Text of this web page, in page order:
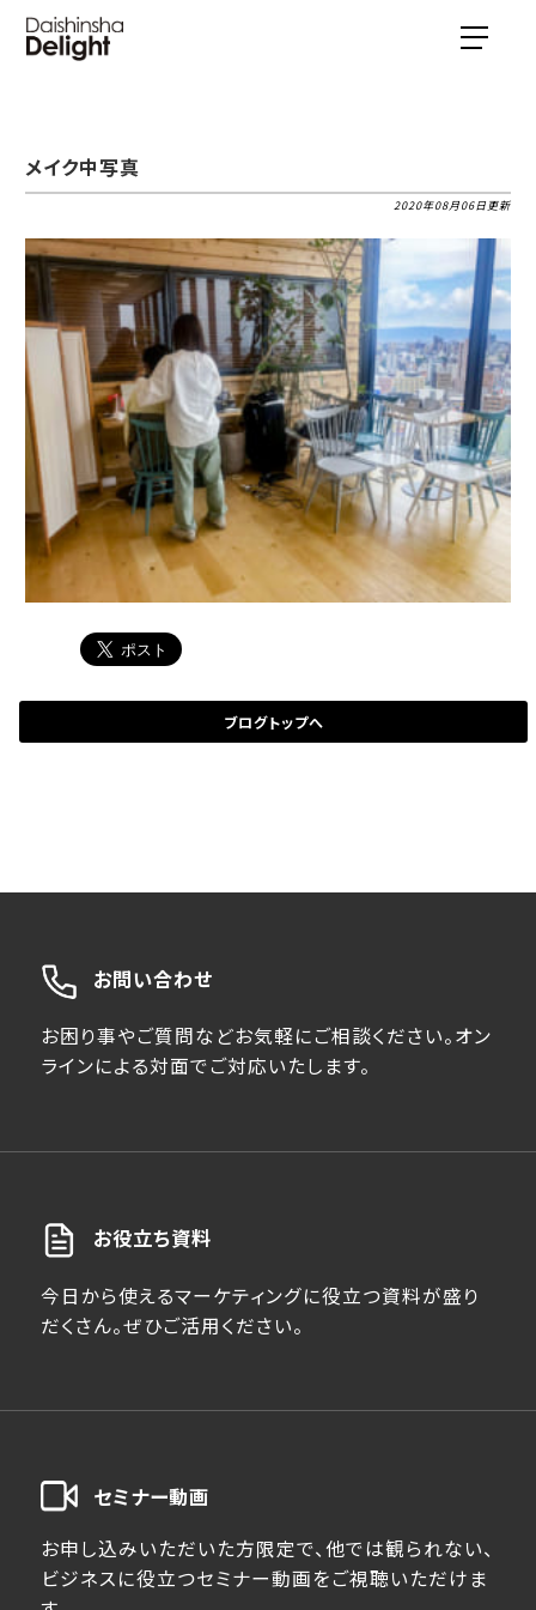
メイク中写真
2020年08月06日更新
ブログトップへ
お問い合わせ
お困り事やご質問などお気軽にご相談ください。オン
ラインによる対面でご対応いたします。
お役立ち資料
今日から使えるマーケティングに役立つ資料が盛り
だくさん。ぜひご活用ください。
セミナー動画
お申し込みいただいた方限定で、他では観られない、
ビジネスに役立つセミナー動画をご視聴いただけま